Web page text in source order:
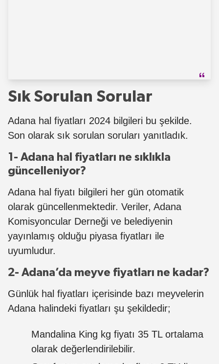
Sık Sorulan Sorular
Adana hal fiyatları 2024 bilgileri bu şekilde.
Son olarak sık sorulan soruları yanıtladık.
1- Adana hal fiyatları ne sıklıkla
güncelleniyor?
Adana hal fiyatı bilgileri her gün otomatik
olarak güncellenmektedir. Veriler, Adana
Komisyoncular Derneği ve belediyenin
yayınlamış olduğu piyasa fiyatları ile
uyumludur.
2- Adana’da meyve fiyatları ne kadar?
Günlük hal fiyatları içerisinde bazı meyvelerin
Adana halindeki fiyatları şu şekildedir;
Mandalina King kg fiyatı 35 TL ortalama
olarak değerlendirilebilir.